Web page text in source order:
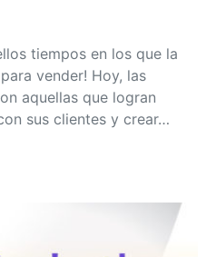
tiempos en los que la
vender! Hoy, las
aquellas que logran
sus clientes y crear…